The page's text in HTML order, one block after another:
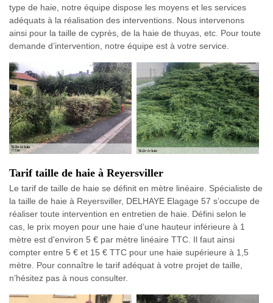
type de haie, notre équipe dispose les moyens et les services
adéquats à la réalisation des interventions. Nous intervenons
ainsi pour la taille de cyprès, de la haie de thuyas, etc. Pour toute
demande d’intervention, notre équipe est à votre service.
Tarif taille de haie à Reyersviller
Le tarif de taille de haie se définit en mètre linéaire. Spécialiste de
la taille de haie à Reyersviller, DELHAYE Elagage 57 s’occupe de
réaliser toute intervention en entretien de haie. Défini selon le
cas, le prix moyen pour une haie d’une hauteur inférieure à 1
mètre est d'environ 5 € par mètre linéaire TTC. Il faut ainsi
compter entre 5 € et 15 € TTC pour une haie supérieure à 1,5
mètre. Pour connaître le tarif adéquat à votre projet de taille,
n’hésitez pas à nous consulter.